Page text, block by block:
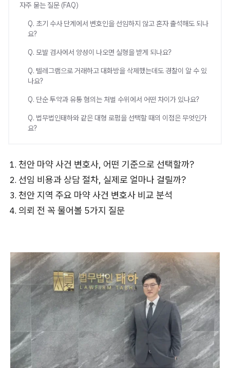
자주 묻는 질문 (FAQ)
Q. 초기 수사 단계에서 변호인을 선임하지 않고 혼자 출석해도 되나
요?
Q. 모발 검사에서 양성이 나오면 실형을 받게 되나요?
Q. 텔레그램으로 거래하고 대화방을 삭제했는데도 경찰이 알 수 있
나요?
Q. 단순 투약과 유통 혐의는 처벌 수위에서 어떤 차이가 있나요?
Q. 법무법인태하와 같은 대형 로펌을 선택할 때의 이점은 무엇인가
요?
천안 마약 사건 변호사, 어떤 기준으로 선택할까?
선임 비용과 상담 절차, 실제로 얼마나 걸릴까?
천안 지역 주요 마약 사건 변호사 비교 분석
의뢰 전 꼭 물어볼 5가지 질문